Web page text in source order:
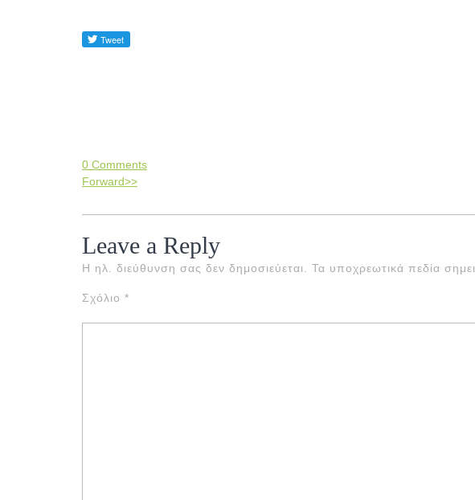
0 Comments
Forward>>
Leave a Reply
Η ηλ. διεύθυνση σας δεν δημοσιεύεται. Τα υποχρεωτικά πεδία
Σχόλιο *